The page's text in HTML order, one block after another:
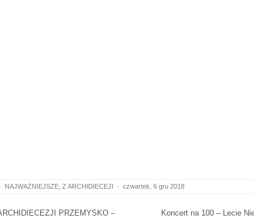
· NAJWAŻNIEJSZE Z ARCHIDIECEJI · czwartek, 6 gru 2018
PRZEMYSKO –
Koncert na 100 – Lecie